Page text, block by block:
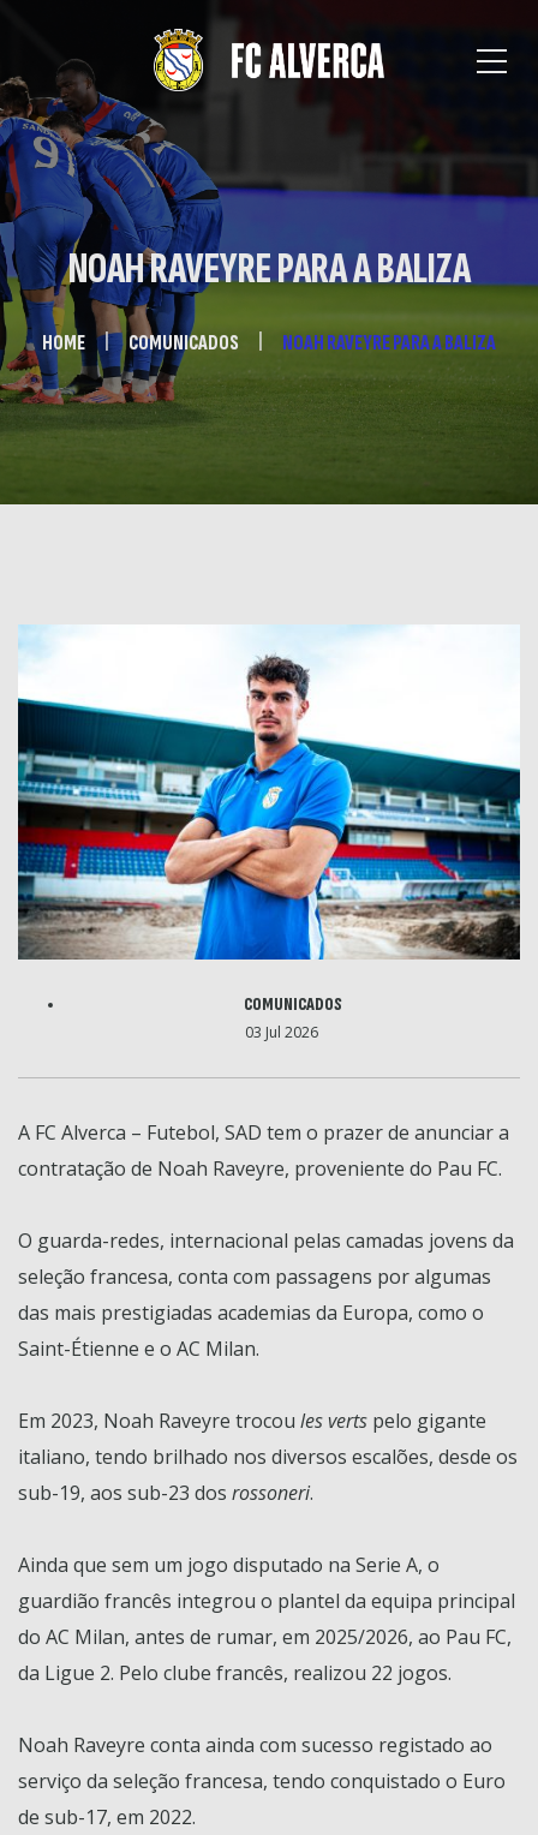
NOAH RAVEYRE PARA A BALIZA
HOME COMUNICADOS NOAH RAVEYRE PARA A BALIZA
COMUNICADOS
03 Jul 2026
A FC Alverca – Futebol, SAD tem o prazer de anunciar a
contratação de Noah Raveyre, proveniente do Pau FC.
O guarda-redes, internacional pelas camadas jovens da
seleção francesa, conta com passagens por algumas
das mais prestigiadas academias da Europa, como o
Saint-Étienne e o AC Milan.
Em 2023, Noah Raveyre trocou les verts pelo gigante
italiano, tendo brilhado nos diversos escalões, desde os
sub-19, aos sub-23 dos rossoneri.
Ainda que sem um jogo disputado na Serie A, o
guardião francês integrou o plantel da equipa principal
do AC Milan, antes de rumar, em 2025/2026, ao Pau FC,
da Ligue 2. Pelo clube francês, realizou 22 jogos.
Noah Raveyre conta ainda com sucesso registado ao
serviço da seleção francesa, tendo conquistado o Euro
de sub-17, em 2022.